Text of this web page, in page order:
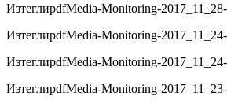
ИзтеглиpdfMedia-Monitoring-
ИзтеглиpdfMedia-Monitoring-
ИзтеглиpdfMedia-Monitoring-
ИзтеглиpdfMedia-Monitoring-